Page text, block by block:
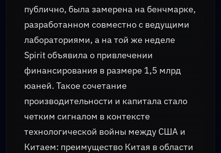
публично, была замерена на бенчмарке,
разработанном совместно с ведущими
лабораториями, а на той же неделе
Spirit объявила о привлечении
финансирования в размере 1,5 млрд
юаней. Такое сочетание
производительности и капитала стало
четким сигналом в контексте
технологической войны между США и
Китаем: преимущество Китая в области